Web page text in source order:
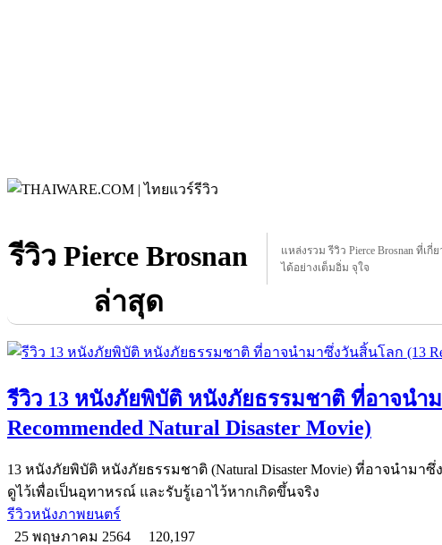
รีวิว Pierce Brosnan
ล่าสุด
แหล่งรวม รีวิว Pierce Brosnan ที่เ
ได้อย่างเต็มอิ่ม จุใจ
รีวิว 13 หนังภัยพิบัติ หนังภัยธรรมชาติ ที่อาจนำ
Recommended Natural Disaster Movie)
13 หนังภัยพิบัติ หนังภัยธรรมชาติ (Natural Disaster Movie) ที่อาจนำมา
ดูไว้เพื่อเป็นอุทาหรณ์ และรับรู้เอาไว้หากเกิดขึ้นจริง
รีวิวหนังภาพยนตร์
25 พฤษภาคม 2564
120,197